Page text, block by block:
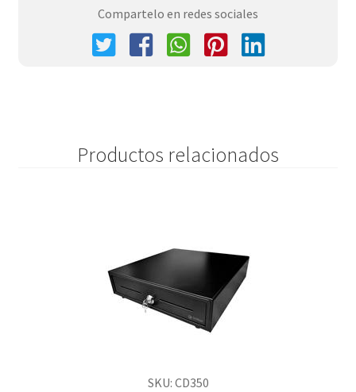
Compartelo en redes sociales
Productos relacionados
SKU: CD350